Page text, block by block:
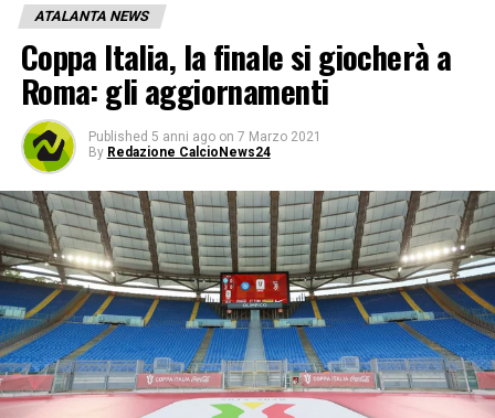
ATALANTA NEWS
Coppa Italia, la finale si giocherà a
Roma: gli aggiornamenti
Published 5 anni ago on 7 Marzo 2021
By Redazione CalcioNews24